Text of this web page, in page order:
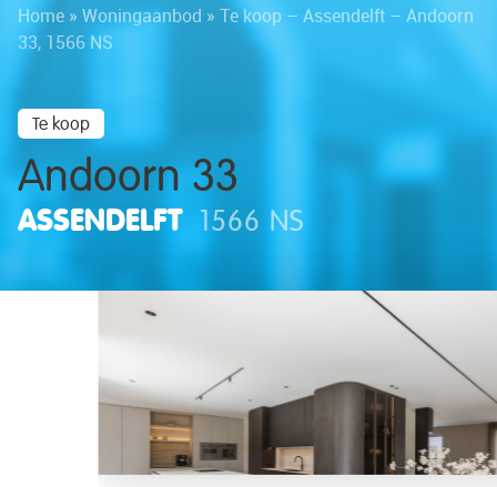
Home » Woningaanbod » Te koop – Assendelft – Andoorn
33, 1566 NS
Te koop
Andoorn 33
ASSENDELFT 1566 NS